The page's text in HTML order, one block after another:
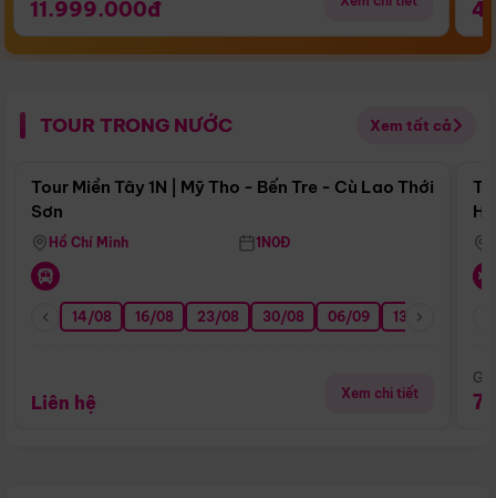
11.999.000đ
TOUR TRONG NƯỚC Xem tất cả
Điểm nổi bật
Tour Miền Tây 1N | Mỹ Tho - Bến Tre - Cù Lao Thới
Sơn
Hồ Chí Minh 1N0Đ
14/08 16/08 23/08 30/08 06/09 13/09
Liên hệ Xem chi tiết